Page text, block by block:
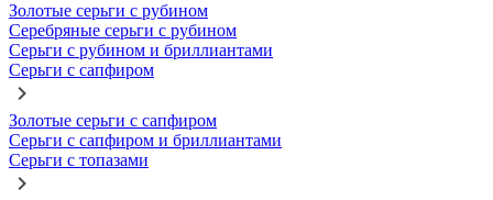
Золотые серьги с рубином
Серебряные серьги с рубином
Серьги с рубином и бриллиантами
Серьги с сапфиром
Золотые серьги с сапфиром
Серьги с сапфиром и бриллиантами
Серьги с топазами